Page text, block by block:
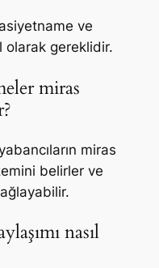
ve
gereklidir.
miras
miras
belirler ve
nasıl